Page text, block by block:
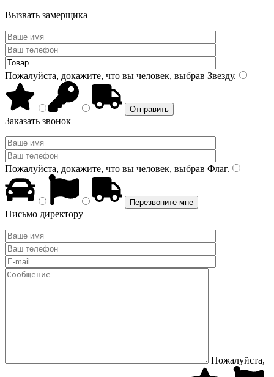
Вызвать замерщика
Пожалуйста, докажите, что вы человек, выбрав Звезду.
Заказать звонок
Пожалуйста, докажите, что вы человек, выбрав Флаг.
Письмо директору
Пожалуйста,